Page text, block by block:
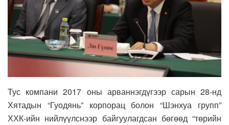
Тус компани 2017 оны арваннэгдүгээр сарын 28-нд
Хятадын “Гуодянь” корпорац болон “Шэнхуа групп”
ХХК-ийн нийлүүлснээр байгуулагдсан бөгөөд “төрийн